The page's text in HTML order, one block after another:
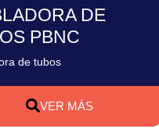
DE
PBNC
de tubos
VER MÁS